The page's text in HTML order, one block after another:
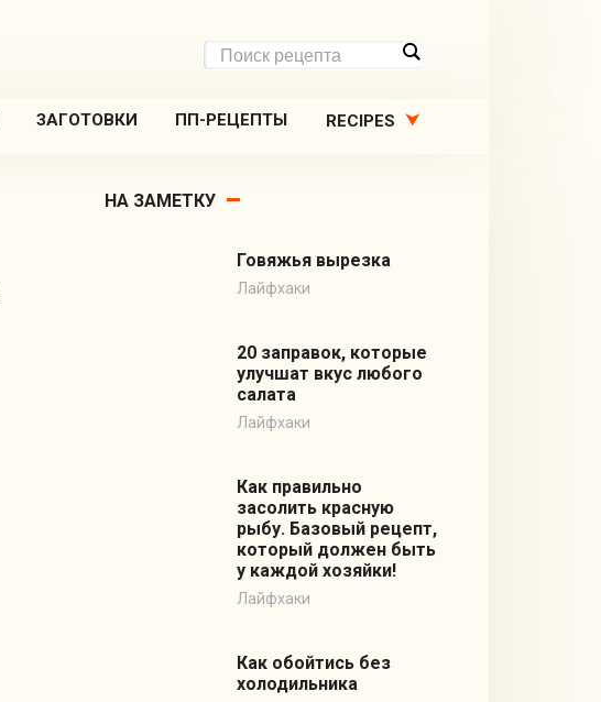
ЗАГОТОВКИ ПП-РЕЦЕПТЫ RECIPES
НА ЗАМЕТКУ
Говяжья вырезка
Лайфхаки
20 заправок, которые
улучшат вкус любого
салата
Лайфхаки
Как правильно
засолить красную
рыбу. Базовый рецепт,
который должен быть
у каждой хозяйки!
Лайфхаки
Как обойтись без
холодильника